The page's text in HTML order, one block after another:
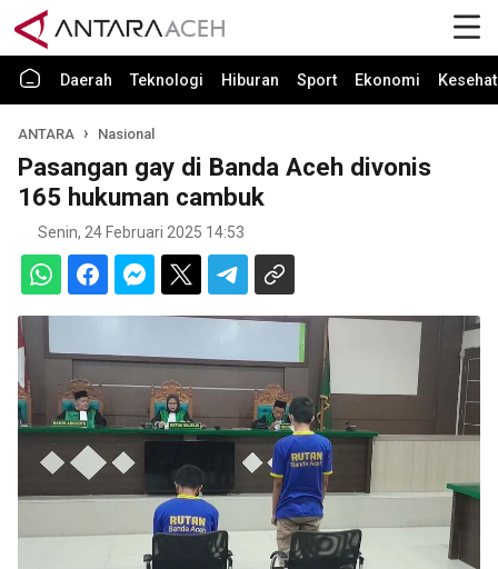
Daerah Teknologi Hiburan Sport Ekonomi
ANTARA Nasional
Pasangan gay di Banda Aceh divonis
165 hukuman cambuk
Senin, 24 Februari 2025 14:53